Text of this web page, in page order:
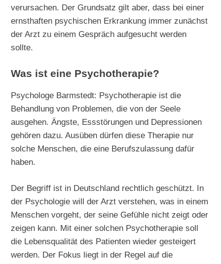
verursachen. Der Grundsatz gilt aber, dass bei einer
ernsthaften psychischen Erkrankung immer zunächst
der Arzt zu einem Gespräch aufgesucht werden
sollte.
Was ist eine Psychotherapie?
Psychologe Barmstedt: Psychotherapie ist die
Behandlung von Problemen, die von der Seele
ausgehen. Ängste, Essstörungen und Depressionen
gehören dazu. Ausüben dürfen diese Therapie nur
solche Menschen, die eine Berufszulassung dafür
haben.
Der Begriff ist in Deutschland rechtlich geschützt. In
der Psychologie will der Arzt verstehen, was in einem
Menschen vorgeht, der seine Gefühle nicht zeigt oder
zeigen kann. Mit einer solchen Psychotherapie soll
die Lebensqualität des Patienten wieder gesteigert
werden. Der Fokus liegt in der Regel auf die